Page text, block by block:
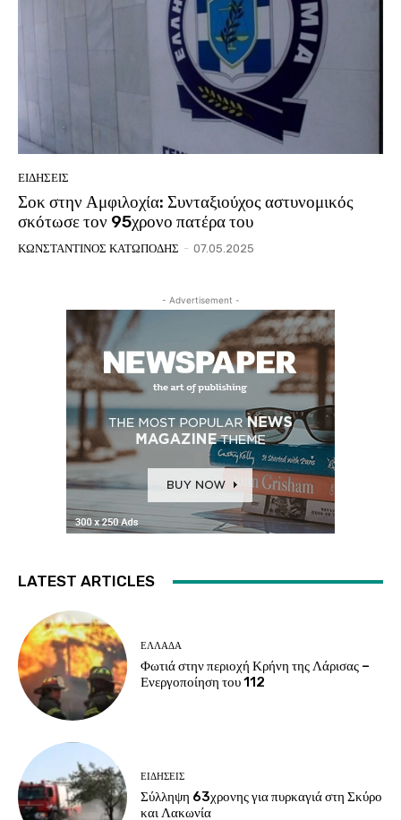
ΕΙΔΗΣΕΙΣ
Σοκ στην Αμφιλοχία: Συνταξιούχος αστυνομικός
σκότωσε τον 95χρονο πατέρα του
ΚΩΝΣΤΑΝΤΙΝΟΣ ΚΑΤΩΠΟΔΗΣ - 07.05.2025
- Advertisement -
LATEST ARTICLES
ΕΛΛΑΔΑ
Φωτιά στην περιοχή Κρήνη της Λάρισας –
Ενεργοποίηση του 112
ΕΙΔΗΣΕΙΣ
Σύλληψη 63χρονης για πυρκαγιά στη Σκύρο
και Λακωνία